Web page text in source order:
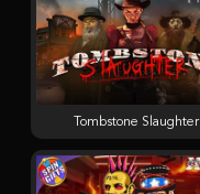
Tombstone Slaughter